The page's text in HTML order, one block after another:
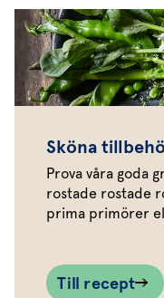
Sköna
Prova våra goda
rostade rostade
prima primörer
Till recept